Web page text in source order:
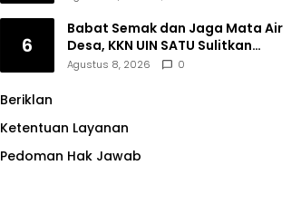
6
Babat Semak dan Jaga Mata Air
Desa, KKN UIN SATU Sulitkan
Resiko Pencemaran di Sumber
Agustus 8, 2026 0
Beriklan
Ketentuan Layanan
Pedoman Hak Jawab